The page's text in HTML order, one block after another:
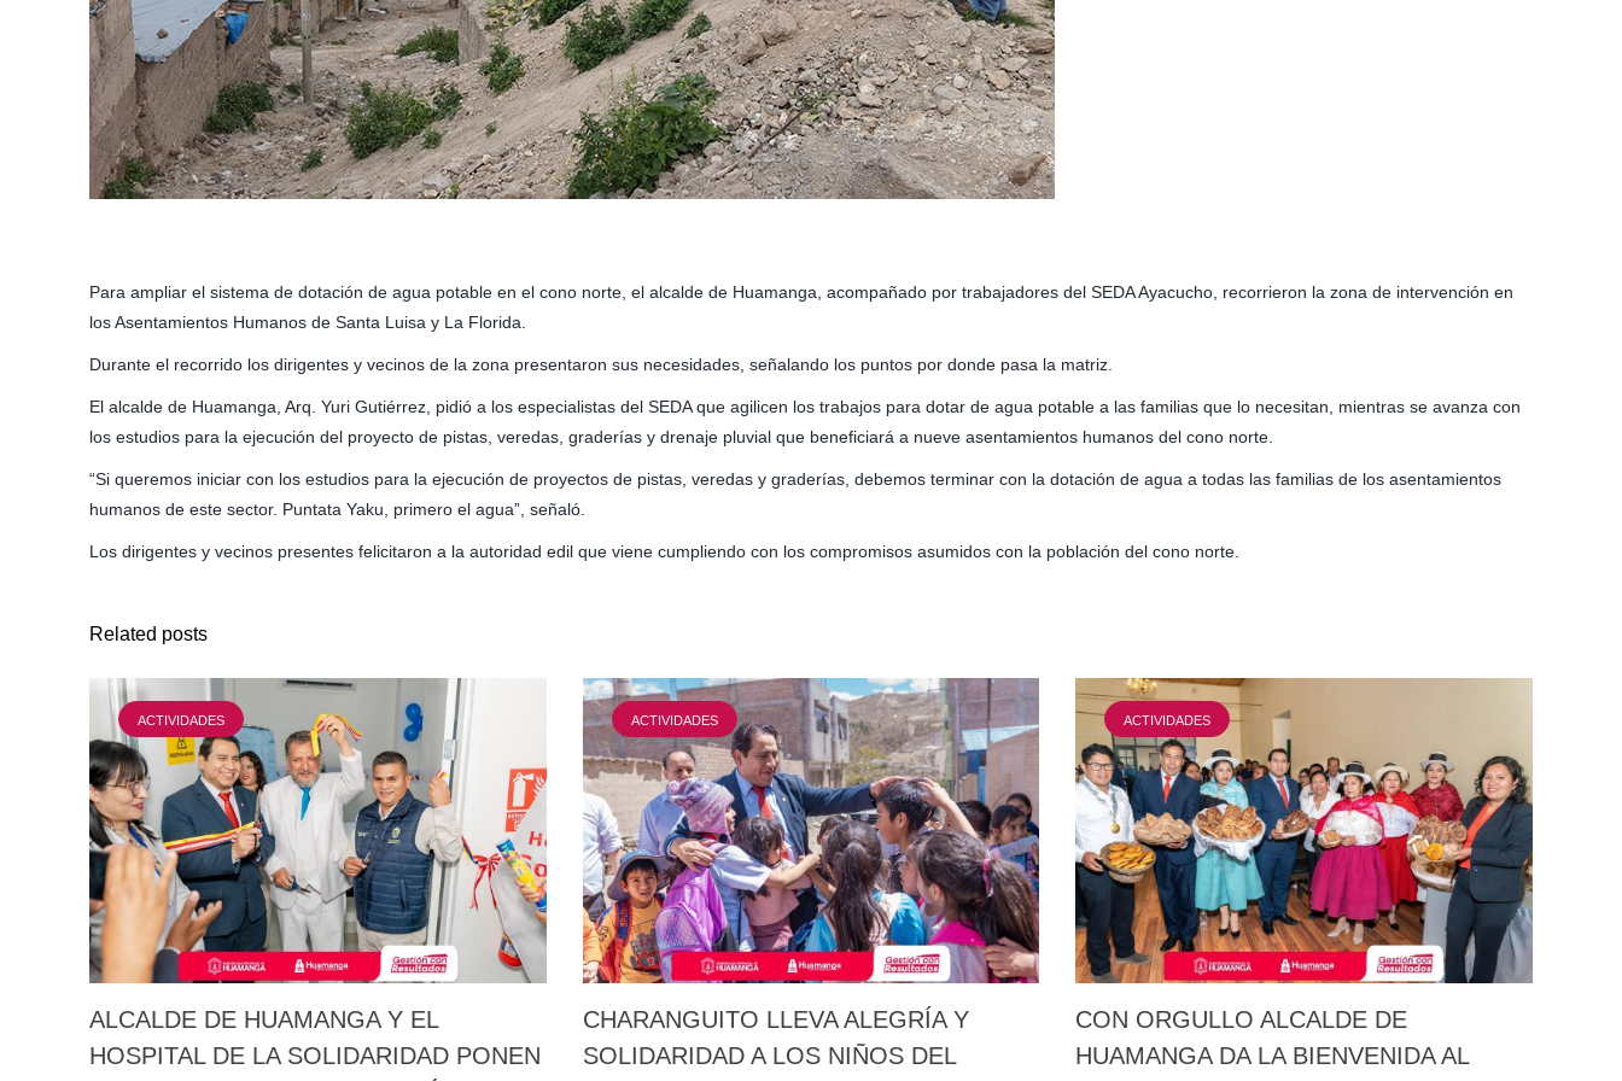
Para ampliar el sistema de dotación de agua potable en el cono norte, el alcalde de Huamanga, acompañado por trabajadores del SEDA Ayacucho, recorrieron la zona de intervención en
los Asentamientos Humanos de Santa Luisa y La Florida.
Durante el recorrido los dirigentes y vecinos de la zona presentaron sus necesidades, señalando los puntos por donde pasa la matriz.
El alcalde de Huamanga, Arq. Yuri Gutiérrez, pidió a los especialistas del SEDA que agilicen los trabajos para dotar de agua potable a las familias que lo necesitan, mientras se avanza con
los estudios para la ejecución del proyecto de pistas, veredas, graderías y drenaje pluvial que beneficiará a nueve asentamientos humanos del cono norte.
“Si queremos iniciar con los estudios para la ejecución de proyectos de pistas, veredas y graderías, debemos terminar con la dotación de agua a todas las familias de los asentamientos
humanos de este sector. Puntata Yaku, primero el agua”, señaló.
Los dirigentes y vecinos presentes felicitaron a la autoridad edil que viene cumpliendo con los compromisos asumidos con la población del cono norte.
Related posts
ACTIVIDADES
ALCALDE DE HUAMANGA Y EL
HOSPITAL DE LA SOLIDARIDAD PONEN
ACTIVIDADES
CHARANGUITO LLEVA ALEGRÍA Y
SOLIDARIDAD A LOS NIÑOS DEL
ACTIVIDADES
CON ORGULLO ALCALDE DE
HUAMANGA DA LA BIENVENIDA AL